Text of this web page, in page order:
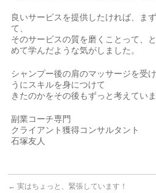
良いサービスを提供したければ、ま
て、
そのサービスの質を磨くことって、
めて学んだような気がしました。
シャンプー後の肩のマッサージを受
うにスキルを身につけて
きたのかをその後もずっと考えていま
副業コーチ専門
クライアント獲得コンサルタント
石塚友人
← 実はちょっと、緊張しています！